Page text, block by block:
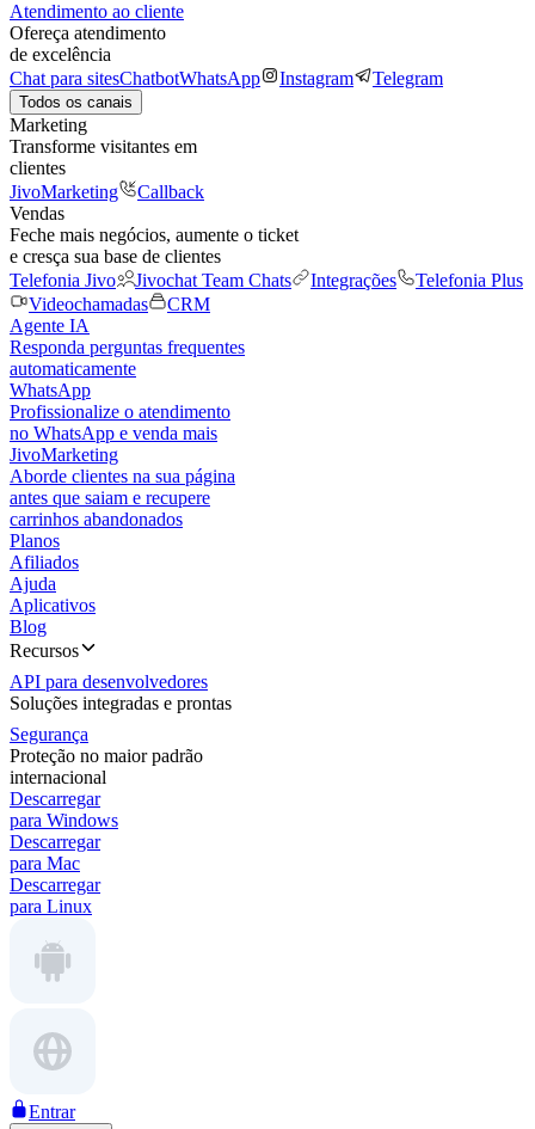
Atendimento ao cliente
Ofereça atendimento
de excelência
Chat para sitesChatbotWhatsApp Instagram Telegram
Todos os canais
Marketing
Transforme visitantes em
clientes
JivoMarketing
Callback
Vendas
Feche mais negócios, aumente o ticket
e cresça sua base de clientes
Telefonia Jivo
Jivochat Team Chats Integrações
Telefonia Plus
Videochamadas
CRM
Agente IA
Responda perguntas frequentes
automaticamente
WhatsApp
Profissionalize o atendimento
no WhatsApp e venda mais
JivoMarketing
Aborde clientes na sua página
antes que saiam e recupere
carrinhos abandonados
Planos
Afiliados
Ajuda
Aplicativos
Blog
Recursos
API para desenvolvedores
Soluções integradas e prontas
Segurança
Proteção no maior padrão
internacional
Descarregar
para Windows
Descarregar
para Mac
Descarregar
para Linux
Entrar